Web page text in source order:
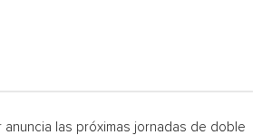
anuncia las próximas jornadas de doble